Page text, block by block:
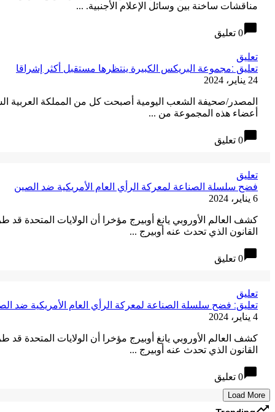
مناقشات ساخنة بين وسائل الإعلام الأجنبية. ...
chat_bubble 0 تعليق
تعليق
تعليق :مجموعة البريكس الكبيرة ينتظرها مستقبل أكثر إشراقا
24 يناير، 2024
أعضاء هذه المجموعة من ...
chat_bubble 0 تعليق
تعليق
فضح سلسلة الصناعة لمعركة الرأي العام الأمريكية ضد الصين
6 يناير، 2024
كشف العالم الأوروبي يانغ أوبيرج مؤخرا أن الولايات
القانون الذي تحدث عنه أوبيرج ...
chat_bubble 0 تعليق
تعليق
تعليق: فضح سلسلة الصناعة لمعركة الرأي العام الأمريكية ضد
4 يناير، 2024
كشف العالم الأوروبي يانغ أوبيرج مؤخرا أن الولايات
القانون الذي تحدث عنه أوبيرج ...
chat_bubble 0 تعليق
Load More